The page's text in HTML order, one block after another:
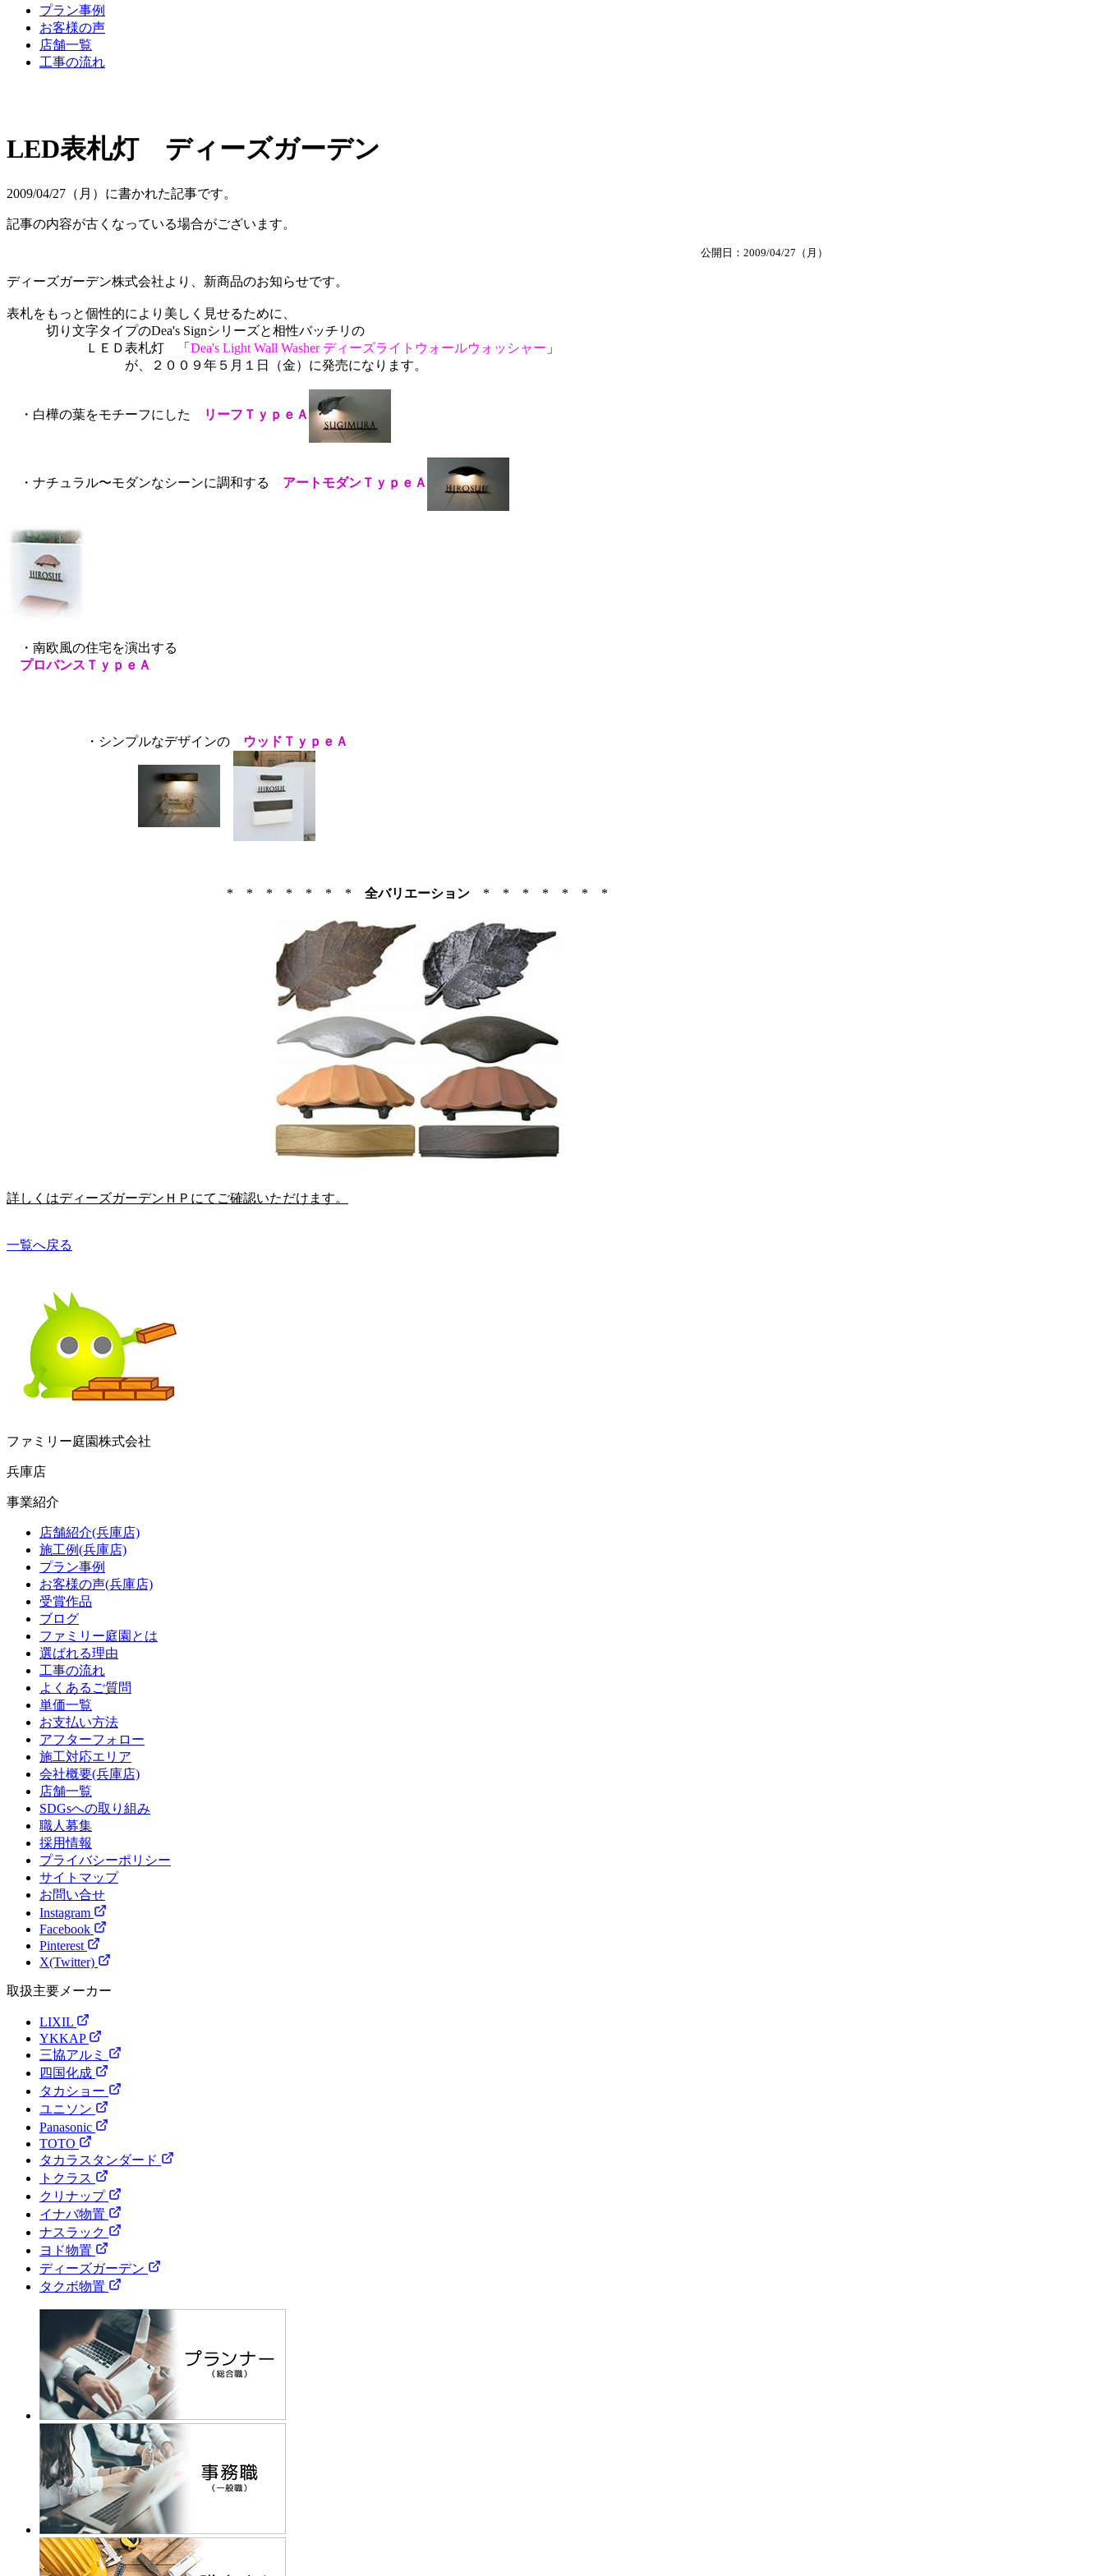
プラン事例
お客様の声
店舗一覧
工事の流れ
LED表札灯 ディーズガーデン
2009/04/27（月）に書かれた記事です。
記事の内容が古くなっている場合がございます。
公開日：2009/04/27（月）
ディーズガーデン株式会社より、新商品のお知らせです。
表札をもっと個性的により美しく見せるために、
切り文字タイプのDea's Signシリーズと相性バッチリの
ＬＥＤ表札灯 「 Dea's Light Wall Washer ディーズライトウォールウォッシャー 」
が、２００９年５月１日（金）に発売になります。
・白樺の葉をモチーフにした リーフＴｙｐｅＡ
・ナチュラル〜モダンなシーンに調和する アートモダンＴｙｐｅＡ
・南欧風の住宅を演出する
プロバンスＴｙｐｅＡ
・シンプルなデザインの ウッドＴｙｐｅＡ
* * * * * * * 全バリエーション * * * * * * *
詳しくはディーズガーデンＨＰにてご確認いただけます。
一覧へ戻る
ファミリー庭園株式会社
兵庫店
事業紹介
店舗紹介(兵庫店)
施工例(兵庫店)
プラン事例
お客様の声(兵庫店)
受賞作品
ブログ
ファミリー庭園とは
選ばれる理由
工事の流れ
よくあるご質問
単価一覧
お支払い方法
アフターフォロー
施工対応エリア
会社概要(兵庫店)
店舗一覧
SDGsへの取り組み
職人募集
採用情報
プライバシーポリシー
サイトマップ
お問い合せ
Instagram
Facebook
Pinterest
X(Twitter)
取扱主要メーカー
LIXIL
YKKAP
三協アルミ
四国化成
タカショー
ユニソン
Panasonic
TOTO
タカラスタンダード
トクラス
クリナップ
イナバ物置
ナスラック
ヨド物置
ディーズガーデン
タクボ物置